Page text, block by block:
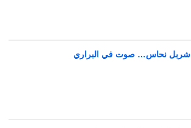
شربل نحاس… صوت في البراري